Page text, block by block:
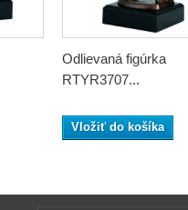
Odlievaná figúrka
RTYR3707...
Vložiť do košíka